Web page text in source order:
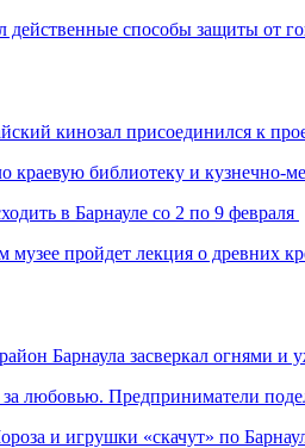
действенные способы защиты от
кинозал присоединился к
краевую библиотеку и кузнечно-
в Барнауле со 2 по 9 февраля
музее пройдет лекция о древних
Барнаула засверкал огнями и
любовью. Предприниматели
и игрушки «скачут» по